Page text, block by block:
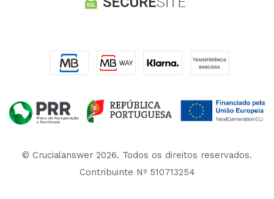
© Crucialanswer 2026. Todos os direitos reservados.
Contribuinte Nº 510713254